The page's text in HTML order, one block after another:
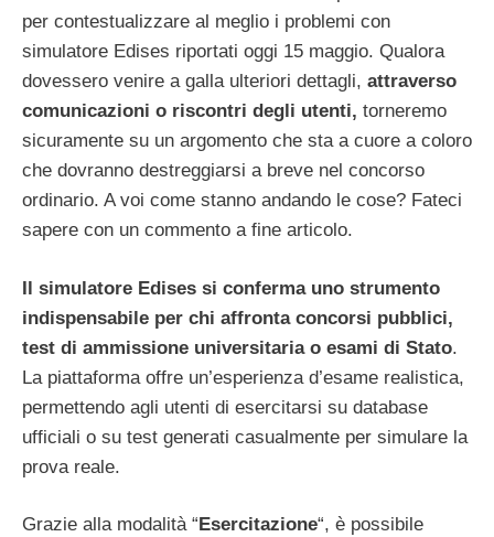
per contestualizzare al meglio i problemi con
simulatore Edises riportati oggi 15 maggio. Qualora
dovessero venire a galla ulteriori dettagli, attraverso
comunicazioni o riscontri degli utenti, torneremo
sicuramente su un argomento che sta a cuore a coloro
che dovranno destreggiarsi a breve nel concorso
ordinario. A voi come stanno andando le cose? Fateci
sapere con un commento a fine articolo.
Il simulatore Edises si conferma uno strumento
indispensabile per chi affronta concorsi pubblici,
test di ammissione universitaria o esami di Stato.
La piattaforma offre un’esperienza d’esame realistica,
permettendo agli utenti di esercitarsi su database
ufficiali o su test generati casualmente per simulare la
prova reale.
Grazie alla modalità “ Esercitazione“, è possibile